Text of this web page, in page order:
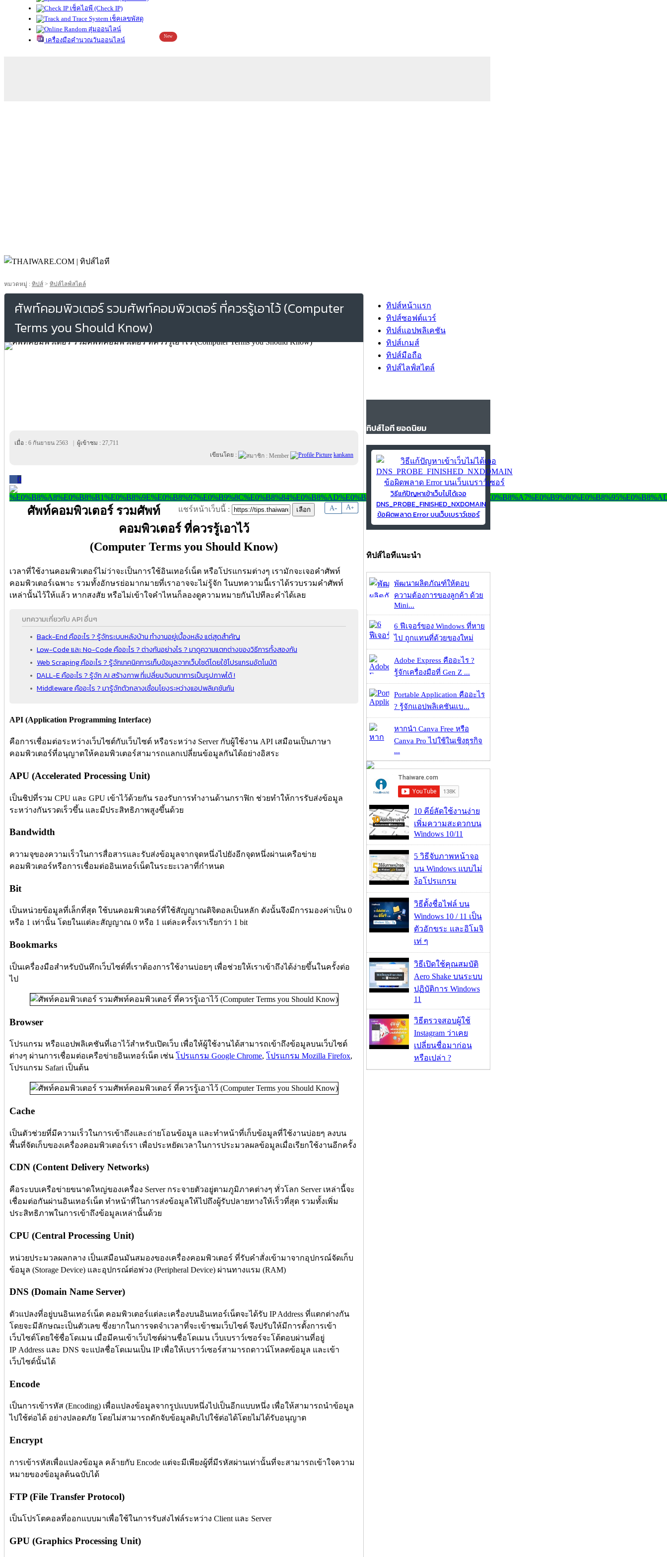
เช็คไอพี (Check IP)
เช็คเลขพัสดุ
สุ่มออนไลน์
เครื่องมือคำนวณวันออนไลน์
New
หมวดหมู่ : ทิปส์ > ทิปส์ไลฟ์สไตล์
ศัพท์คอมพิวเตอร์ รวมศัพท์คอมพิวเตอร์ ที่ควรรู้เอาไว้ (Computer
Terms you Should Know)
เมื่อ : 6 กันยายน 2563 ผู้เข้าชม : 27,711
เขียนโดย :
kankann
0
A- A+
แชร์หน้าเว็บนี้ :
ศัพท์คอมพิวเตอร์ รวมศัพท์
คอมพิวเตอร์ ที่ควรรู้เอาไว้
(Computer Terms you Should Know)
เวลาที่ใช้งานคอมพิวเตอร์ไม่ว่าจะเป็นการใช้อินเทอร์เน็ต หรือโปรแกรมต่างๆ เรามักจะเจอคำศัพท์
คอมพิวเตอร์เฉพาะ รวมทั้งอักษรย่อมากมายที่เราอาจจะไม่รู้จัก ในบทความนี้เราได้รวบรวมคำศัพท์
เหล่านั้นไว้ให้แล้ว หากสงสัย หรือไม่เข้าใจคำไหนก็ลองดูความหมายกันไปทีละคำได้เลย
บทความเกี่ยวกับ API อื่นๆ
Back-End คืออะไร ? รู้จักระบบหลังบ้าน ทำงานอยู่เบื้องหลัง แต่สุดสำคัญ
Low-Code และ No-Code คืออะไร ? ต่างกันอย่างไร ? มาดูความแตกต่างของวิธีการทั้งสองกัน
Web Scraping คืออะไร ? รู้จักเทคนิคการเก็บข้อมูลจากเว็บไซต์โดยใช้โปรแกรมอัตโนมัติ
DALL-E คืออะไร ? รู้จัก AI สร้างภาพ ที่เปลี่ยนจินตนาการเป็นรูปภาพได้ !
Middleware คืออะไร ? มารู้จักตัวกลางเชื่อมโยงระหว่างแอปพลิเคชันกัน
API (Application Programming Interface)
คือการเชื่อมต่อระหว่างเว็บไซต์กับเว็บไซต์ หรือระหว่าง Server กับผู้ใช้งาน API เสมือนเป็นภาษา
คอมพิวเตอร์ที่อนุญาตให้คอมพิวเตอร์สามารถแลกเปลี่ยนข้อมูลกันได้อย่างอิสระ
APU (Accelerated Processing Unit)
เป็นชิปที่รวม CPU และ GPU เข้าไว้ด้วยกัน รองรับการทำงานด้านกราฟิก ช่วยทำให้การรับส่งข้อมูล
ระหว่างกันรวดเร็วขึ้น และมีประสิทธิภาพสูงขึ้นด้วย
Bandwidth
ความจุของความเร็วในการสื่อสารและรับส่งข้อมูลจากจุดหนึ่งไปยังอีกจุดหนึ่งผ่านเครือข่าย
คอมพิวเตอร์หรือการเชื่อมต่ออินเทอร์เน็ตในระยะเวลาที่กำหนด
Bit
เป็นหน่วยข้อมูลที่เล็กที่สุด ใช้บนคอมพิวเตอร์ที่ใช้สัญญาณดิจิตอลเป็นหลัก ดังนั้นจึงมีการมองค่าเป็น 0
หรือ 1 เท่านั้น โดยในแต่ละสัญญาณ 0 หรือ 1 แต่ละครั้งเราเรียกว่า 1 bit
Bookmarks
เป็นเครื่องมือสำหรับบันทึกเว็บไซต์ที่เราต้องการใช้งานบ่อยๆ เพื่อช่วยให้เราเข้าถึงได้ง่ายขึ้นในครั้งต่อ
ไป
Browser
โปรแกรม หรือแอปพลิเคชันที่เอาไว้สำหรับเปิดเว็บ เพื่อให้ผู้ใช้งานได้สามารถเข้าถึงข้อมูลบนเว็บไซต์
ต่างๆ ผ่านการเชื่อมต่อเครือข่ายอินเทอร์เน็ต เช่น โปรแกรม Google Chrome, โปรแกรม Mozilla Firefox,
โปรแกรม Safari เป็นต้น
Cache
เป็นตัวช่วยที่มีความเร็วในการเข้าถึงและถ่ายโอนข้อมูล และทำหน้าที่เก็บข้อมูลที่ใช้งานบ่อยๆ ลงบน
พื้นที่จัดเก็บของเครื่องคอมพิวเตอร์เรา เพื่อประหยัดเวลาในการประมวลผลข้อมูลเมื่อเรียกใช้งานอีกครั้ง
CDN (Content Delivery Networks)
คือระบบเครือข่ายขนาดใหญ่ของเครื่อง Server กระจายตัวอยู่ตามภูมิภาคต่างๆ ทั่วโลก Server เหล่านี้จะ
เชื่อมต่อกันผ่านอินเทอร์เน็ต ทำหน้าที่ในการส่งข้อมูลให้ไปถึงผู้รับปลายทางให้เร็วที่สุด รวมทั้งเพิ่ม
ประสิทธิภาพในการเข้าถึงข้อมูลเหล่านั้นด้วย
CPU (Central Processing Unit)
หน่วยประมวลผลกลาง เป็นเสมือนมันสมองของเครื่องคอมพิวเตอร์ ที่รับคำสั่งเข้ามาจากอุปกรณ์จัดเก็บ
ข้อมูล (Storage Device) และอุปกรณ์ต่อพ่วง (Peripheral Device) ผ่านทางแรม (RAM)
DNS (Domain Name Server)
ตัวแปลงที่อยู่บนอินเทอร์เน็ต คอมพิวเตอร์แต่ละเครื่องบนอินเทอร์เน็ตจะได้รับ IP Address ที่แตกต่างกัน
โดยจะมีลักษณะเป็นตัวเลข ซึ่งยากในการจดจำเวลาที่จะเข้าชมเว็บไซต์ จึงปรับให้มีการตั้งการเข้า
เว็บไซต์โดยใช้ชื่อโดเมน เมื่อมีคนเข้าเว็บไซต์ผ่านชื่อโดเมน เว็บเบราว์เซอร์จะโต้ตอบผ่านที่อยู่
IP Address และ DNS จะแปลชื่อโดเมนเป็น IP เพื่อให้เบราว์เซอร์สามารถดาวน์โหลดข้อมูล และเข้า
เว็บไซต์นั้นได้
Encode
เป็นการเข้ารหัส (Encoding) เพื่อแปลงข้อมูลจากรูปแบบหนึ่งไปเป็นอีกแบบหนึ่ง เพื่อให้สามารถนำข้อมูล
ไปใช้ต่อได้ อย่างปลอดภัย โดยไม่สามารถดักจับข้อมูลดิบไปใช้ต่อได้โดยไม่ได้รับอนุญาต
Encrypt
การเข้ารหัสเพื่อแปลงข้อมูล คล้ายกับ Encode แต่จะมีเพียงผู้ที่มีรหัสผ่านเท่านั้นที่จะสามารถเข้าใจความ
หมายของข้อมูลต้นฉบับได้
FTP (File Transfer Protocol)
เป็นโปรโตคอลที่ออกแบบมาเพื่อใช้ในการรับส่งไฟล์ระหว่าง Client และ Server
GPU (Graphics Processing Unit)
ทิปส์หน้าแรก
ทิปส์ซอฟต์แวร์
ทิปส์แอปพลิเคชัน
ทิปส์เกมส์
ทิปส์มือถือ
ทิปส์ไลฟ์สไตล์
ทิปส์ไอที ยอดนิยม
วิธีแก้ปัญหาเข้าเว็บไม่ได้เจอ
DNS_PROBE_FINISHED_NXDOMAIN
ข้อผิดพลาด Error บนเว็บเบราว์เซอร์
ทิปส์ไอทีแนะนำ
พัฒนาผลิตภัณฑ์ให้ตอบ
ความต้องการของลูกค้า ด้วย
Mini...
6 ฟีเจอร์ของ Windows ที่หาย
ไป ถูกแทนที่ด้วยของใหม่
Adobe Express คืออะไร ?
รู้จักเครื่องมือที่ Gen Z ...
Portable Application คืออะไร
? รู้จักแอปพลิเคชันแบ...
หากนำ Canva Free หรือ
Canva Pro ไปใช้ในเชิงธุรกิจ
...
10 คีย์ลัดใช้งานง่าย
เพิ่มความสะดวกบน
Windows 10/11
5 วิธีจับภาพหน้าจอ
บน Windows แบบไม่
ง้อโปรแกรม
วิธีตั้งชื่อไฟล์ บน
Windows 10 / 11 เป็น
ตัวอักขระ และอิโมจิ
เท่ ๆ
วิธีเปิดใช้คุณสมบัติ
Aero Shake บนระบบ
ปฏิบัติการ Windows
11
วิธีตรวจสอบผู้ใช้
Instagram ว่าเคย
เปลี่ยนชื่อมาก่อน
หรือเปล่า ?